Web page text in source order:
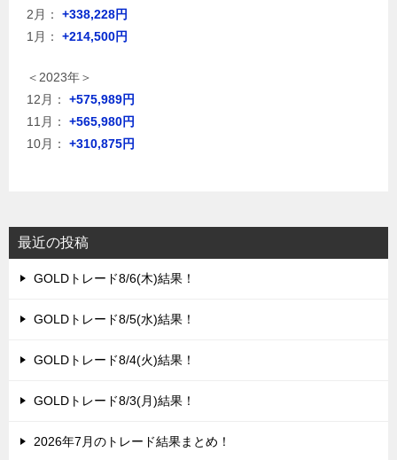
2月：
+338,228円
1月：
+214,500円
＜2023年＞
12月：
+575,989円
11月：
+565,980円
10月：
+310,875円
最近の投稿
GOLDトレード8/6(木)結果！
GOLDトレード8/5(水)結果！
GOLDトレード8/4(火)結果！
GOLDトレード8/3(月)結果！
2026年7月のトレード結果まとめ！